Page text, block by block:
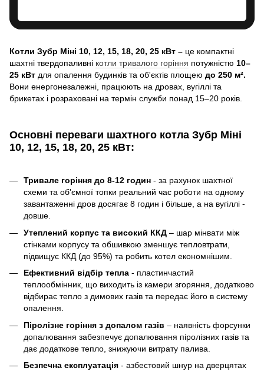
Котли Зубр Міні 10, 12, 15, 18, 20, 25 кВт – це компактні
шахтні твердопаливні котли тривалого горіння потужністю 10–
25 кВт для опалення будинків та об'єктів площею до 250 м².
Вони енергонезалежні, працюють на дровах, вугіллі та
брикетах і розраховані на термін служби понад 15–20 років.
Основні переваги шахтного котла Зубр Міні
10, 12, 15, 18, 20, 25 кВт:
Тривале горіння до 8-12 годин - за рахунок шахтної
схеми та об'ємної топки реальний час роботи на одному
завантаженні дров досягає 8 годин і більше, а на вугіллі -
довше.
Утеплений корпус та високий ККД – шар мінвати між
стінками корпусу та обшивкою зменшує тепловтрати,
підвищує ККД (до 95%) та робить котел економнішим.
Ефективний відбір тепла - пластинчастий
теплообмінник, що виходить із камери згоряння, додатково
відбирає тепло з димових газів та передає його в систему
опалення.
Піролізне горіння з допалом газів – наявність форсунки
допалювання забезпечує допалювання піролізних газів та
дає додаткове тепло, знижуючи витрату палива.
Безпечна експлуатація - азбестовий шнур на дверцятах